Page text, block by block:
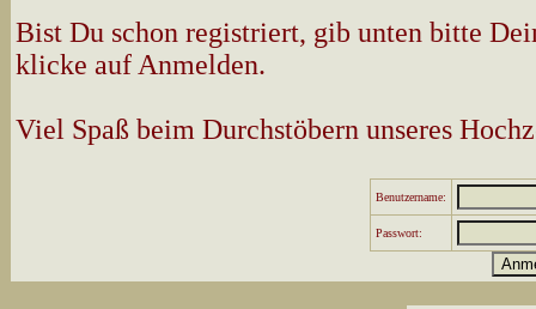
Bist Du schon registriert, gib unten bitte
klicke auf Anmelden.
Viel Spaß beim Durchstöbern unseres
Benutzername:
Passwort: